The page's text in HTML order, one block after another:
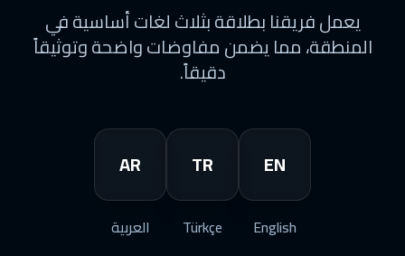
يعمل فريقنا بطلاقة بثلاث لغات أساسية في
المنطقة، مما يضمن مفاوضات واضحة وتوثيقاً
دقيقاً.
EN
English
TR
Türkçe
AR
العربية